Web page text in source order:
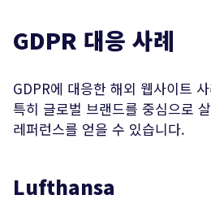
GDPR 대응 사례
GDPR에 대응한 해외 웹사이트
특히 글로벌 브랜드를 중심으로
레퍼런스를 얻을 수 있습니다.
Lufthansa